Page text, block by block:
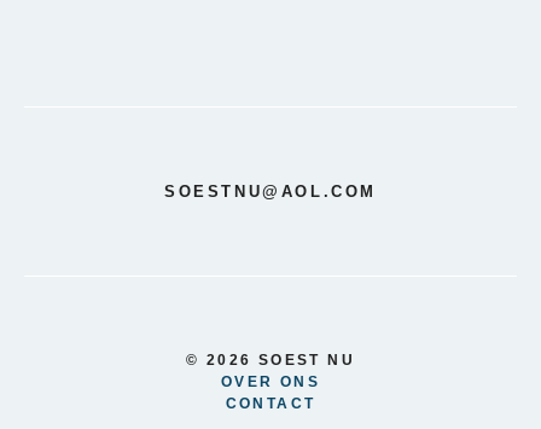
SOESTNU@AOL.COM
© 2026 SOEST NU
OVER ONS
CONTACT